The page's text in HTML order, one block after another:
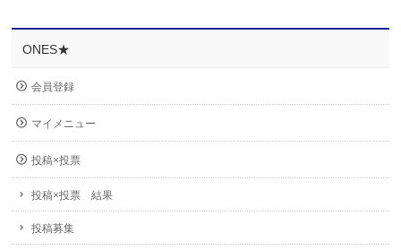
ONES★
会員登録
マイメニュー
投稿×投票
投稿×投票 結果
投稿募集